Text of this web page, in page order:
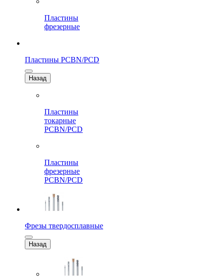
Пластины
фрезерные
Пластины PCBN/PCD
Назад
Пластины
токарные
PCBN/PCD
Пластины
фрезерные
PCBN/PCD
Фрезы твердосплавные
Назад